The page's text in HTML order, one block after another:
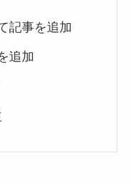
記事を追加
追加